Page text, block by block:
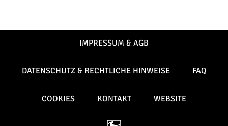
IMPRESSUM & AGB
DATENSCHUTZ & RECHTLICHE HINWEISE FAQ
COOKIES KONTAKT WEBSITE